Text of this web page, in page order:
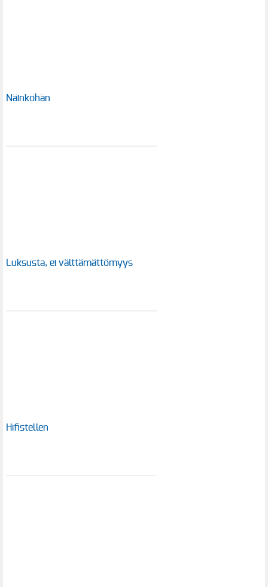
Näinköhän
Luksusta, ei välttämättömyys
Hifistellen